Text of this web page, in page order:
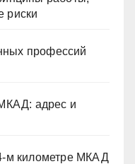
риски
профессий
адрес и
м километре МКАД